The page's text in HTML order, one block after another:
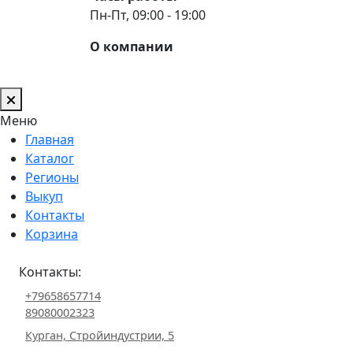
Пн-Пт, 09:00 - 19:00
О компании
Меню
Главная
Каталог
Регионы
Выкуп
Контакты
Корзина
Контакты:
+79658657714
89080002323
Курган, Стройиндустрии, 5